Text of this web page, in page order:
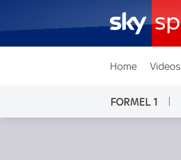
Home Videos
FORMEL 1